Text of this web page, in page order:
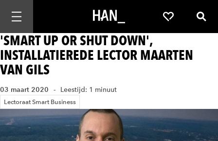
Mobiele navigatie openen Favorieten
'SMART UP OR SHUT DOWN',
INSTALLATIEREDE LECTOR MAARTEN
VAN GILS
03 maart 2020 Leestijd: 1 minuut
Lectoraat Smart Business